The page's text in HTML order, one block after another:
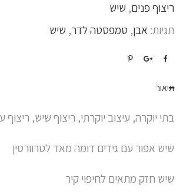
ריצוף פנים, שיש
תגיות: אבן, טמפסטה לדר, שיש
תיאור
בתי יוקרה, עיצוב יוקרתי, ריצוף שיש, ריצוף
שיש אפור עם גידים דומה מאד לטרוורטין
שיש חזק מתאים לחיפוי קיר